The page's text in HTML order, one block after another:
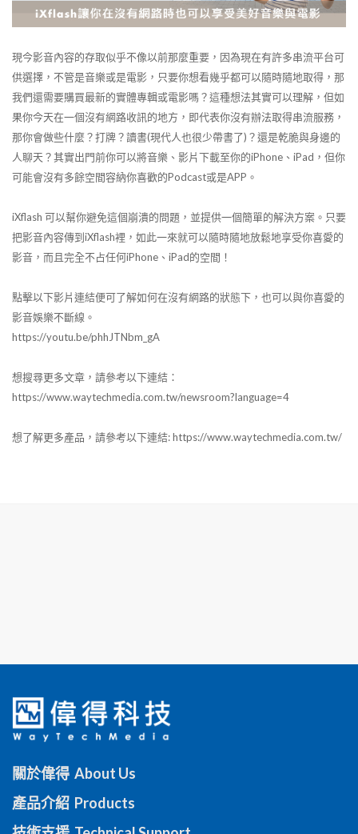
現今影音內容的存取似乎不像以前那麼重要，因為現在有許多串流平台可
供選擇，不管是音樂或是電影，只要你想看幾乎都可以隨時隨地取得，那
我們還需要購買最新的實體專輯或電影嗎？這種想法其實可以理解，但如
果你今天在一個沒有網路收訊的地方，即代表你沒有辦法取得串流服務，
那你會做些什麼？打牌？讀書(現代人也很少帶書了)？還是乾脆與身邊的
人聊天？其實出門前你可以將音樂、影片下載至你的iPhone、iPad，但你
可能會沒有多餘空間容納你喜歡的Podcast或是APP。
iXflash 可以幫你避免這個崩潰的問題，並提供一個簡單的解決方案。只要
把影音內容傳到iXflash裡，如此一來就可以隨時隨地放鬆地享受你喜愛的
影音，而且完全不占任何iPhone、iPad的空間！
點擊以下影片連結便可了解如何在沒有網路的狀態下，也可以與你喜愛的
影音娛樂不斷線。
https://youtu.be/phhJTNbm_gA
想搜尋更多文章，請參考以下連結：
https://www.waytechmedia.com.tw/newsroom?language=4
想了解更多產品，請參考以下連結: https://www.waytechmedia.com.tw/
關於偉得 About Us
產品介紹 Products